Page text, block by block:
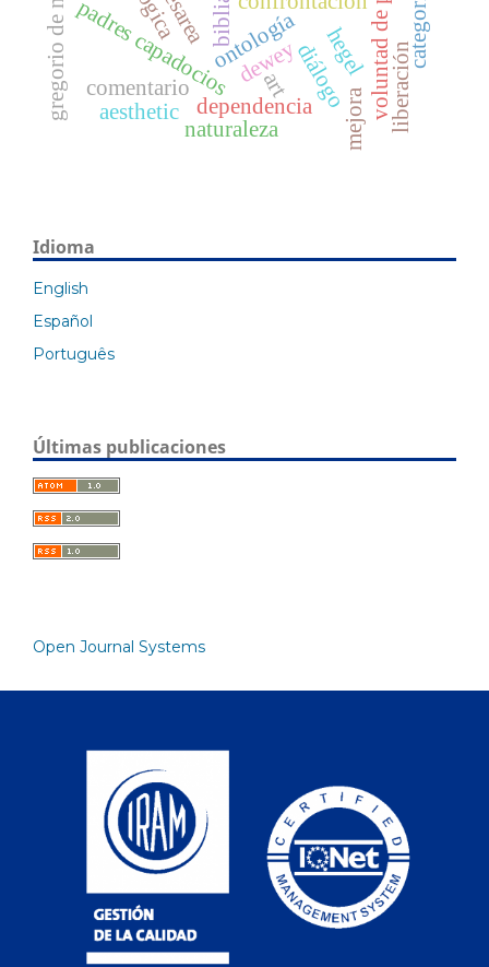
biblia
hegel
ontología
padres capadocios
gregorio de nisa dependencia voluntad de poderliberación
diálogo
comentario dewey
art
naturaleza
aesthetic mejora
Idioma
English
Español
Português
Últimas publicaciones
Open Journal Systems